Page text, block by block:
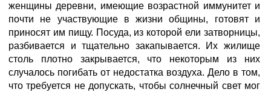
женщины деревни, имеющие возрастной иммунитет и
почти не участвующие в жизни общины, готовят и
приносят им пищу. Посуда, из которой ели затворницы,
разбивается и тщательно закапывается. Их жилище
столь плотно закрывается, что некоторым из них
случалось погибать от недостатка воздуха. Дело в том,
что требуется не допускать, чтобы солнечный свет мог